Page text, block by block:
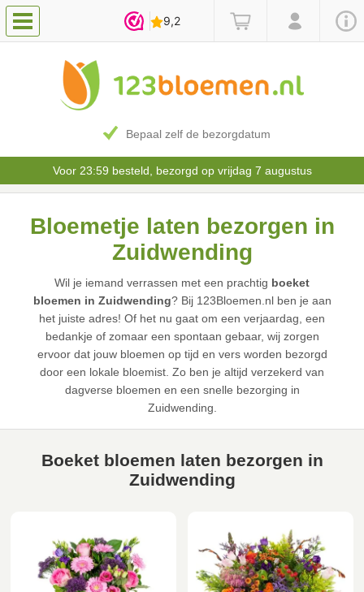
Bepaal zelf de bezorgdatum
Voor 23:59 besteld, bezorgd op vrijdag 7 augustus
Bloemetje laten bezorgen in
Zuidwending
Wil je iemand verrassen met een prachtig boeket
bloemen in Zuidwending? Bij 123Bloemen.nl ben je aan
het juiste adres! Of het nu gaat om een verjaardag, een
bedankje of zomaar een spontaan gebaar, wij zorgen
ervoor dat jouw bloemen op tijd en vers worden bezorgd
door een lokale bloemist. Zo ben je altijd verzekerd van
dagverse bloemen en een snelle bezorging in
Zuidwending.
Boeket bloemen laten bezorgen in
Zuidwending